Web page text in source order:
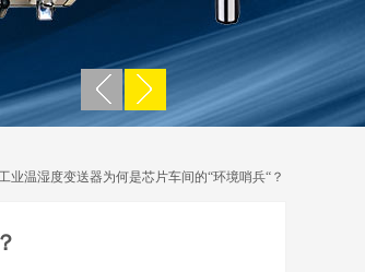
业温湿度变送器为何是芯片车间的“环境哨兵“？